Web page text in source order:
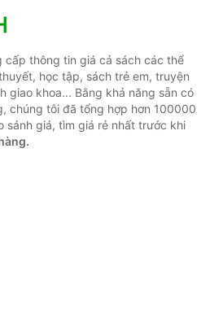
cấp thông tin giá cả sách các thể
học tập, sách trẻ em, truyện
giao khoa... Bằng khả năng sẵn có
chúng tôi đã tổng hợp hơn 100000
sánh giá, tìm giá rẻ nhất trước khi